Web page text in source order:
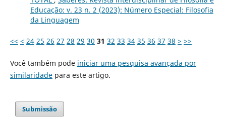
Educação: v. 23 n. 2 (2023): Número Especial: Filosofia
da Linguagem
<< < 24 25 26 27 28 29 30 31 32 33 34 35 36 37 38 > >>
Você também pode iniciar uma pesquisa avançada por
similaridadepara este artigo.
Submissão